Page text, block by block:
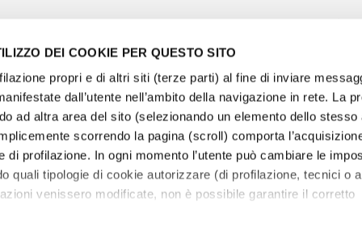
DEI COOKIE PER QUESTO SITO
propri e di altri siti (terze parti) al fine di inviare
dall’utente nell’ambito della navigazione in rete. La
ad altra area del sito (selezionando un elemento dello stesso
scorrendo la pagina (scroll) comporta
di profilazione. In ogni momento l’utente può cambiare le
quali tipologie di cookie autorizzare (di profilazione, tecnici o
venissero modificate, non è possibile garantire il corretto
@veschetti1949-@veschettiboutique
-cookies policy-ethical code -modello di
Veschetti Gioielli S.r.l. -Informative Veschetti Gioielli